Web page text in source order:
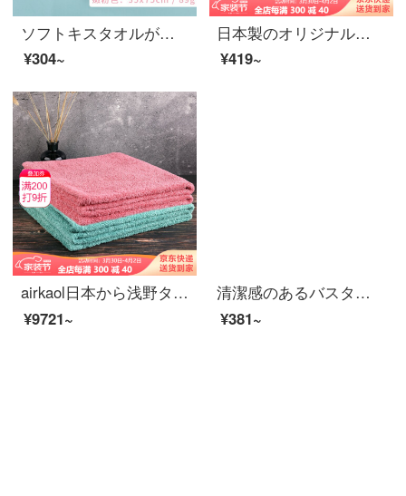
ソフトキスタオルが超吸水性です。家庭用の柔らかい洗顔とシャワーの厚さを加えて乾かします。毛が落ちないようにしてください。
¥304~
日本製のオリジナルの輸入今治浅野タオルは汗を吸い取り、柔らかくて持ち運びの小さいタオルタオルタオルです。赤ちゃんの顔を洗ってタオルの匂いを消すよだれタオルはレモン黄32*14 cmです。
¥419~
airkaol日本から浅野タオルを輸入し、厚くして五つ星ホテルカップルバスタオル女性純綿70*140 cm xtcシリーズのバラ粉+清水青の2つの服を追加しました。
¥9721~
清潔感のあるバスタオルA類の純綿を厚くしました。柔らかな吸水で肌になじみやすい肌色の男女共通の一枚の服140*70 cm 375 gの紺の灰色を使います。
¥381~